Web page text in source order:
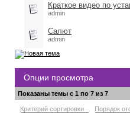
Краткое видео по
admin
Салют
admin
Опции просмотра
Показаны темы с 1 по 7 из 7
Критерий сортировки Порядок